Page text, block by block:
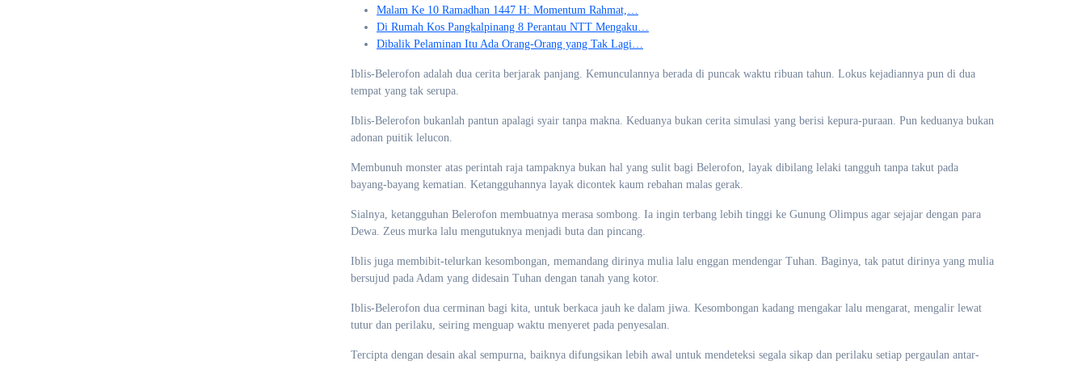
Malam Ke 10 Ramadhan 1447 H: Momentum Rahmat,…
Di Rumah Kos Pangkalpinang 8 Perantau NTT Mengaku…
Dibalik Pelaminan Itu Ada Orang-Orang yang Tak Lagi…
Iblis-Belerofon adalah dua cerita berjarak panjang. Kemunculannya berada di puncak waktu ribuan tahun. Lokus kejadiannya pun di dua
tempat yang tak serupa.
Iblis-Belerofon bukanlah pantun apalagi syair tanpa makna. Keduanya bukan cerita simulasi yang berisi kepura-puraan. Pun keduanya bukan
adonan puitik lelucon.
Membunuh monster atas perintah raja tampaknya bukan hal yang sulit bagi Belerofon, layak dibilang lelaki tangguh tanpa takut pada
bayang-bayang kematian. Ketangguhannya layak dicontek kaum rebahan malas gerak.
Sialnya, ketangguhan Belerofon membuatnya merasa sombong. Ia ingin terbang lebih tinggi ke Gunung Olimpus agar sejajar dengan para
Dewa. Zeus murka lalu mengutuknya menjadi buta dan pincang.
Iblis juga membibit-telurkan kesombongan, memandang dirinya mulia lalu enggan mendengar Tuhan. Baginya, tak patut dirinya yang mulia
bersujud pada Adam yang didesain Tuhan dengan tanah yang kotor.
Iblis-Belerofon dua cerminan bagi kita, untuk berkaca jauh ke dalam jiwa. Kesombongan kadang mengakar lalu mengarat, mengalir lewat
tutur dan perilaku, seiring menguap waktu menyeret pada penyesalan.
Tercipta dengan desain akal sempurna, baiknya difungsikan lebih awal untuk mendeteksi segala sikap dan perilaku setiap pergaulan antar-